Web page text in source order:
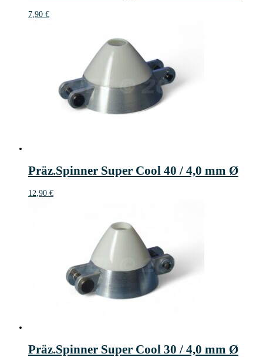
7,90 €
Präz.Spinner Super Cool 40 / 4,0 mm Ø
12,90 €
Präz.Spinner Super Cool 30 / 4,0 mm Ø